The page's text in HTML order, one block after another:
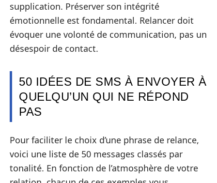
supplication. Préserver son intégrité
émotionnelle est fondamental. Relancer doit
évoquer une volonté de communication, pas un
désespoir de contact.
50 IDÉES DE SMS À ENVOYER À
QUELQU’UN QUI NE RÉPOND
PAS
Pour faciliter le choix d’une phrase de relance,
voici une liste de 50 messages classés par
tonalité. En fonction de l’atmosphère de votre